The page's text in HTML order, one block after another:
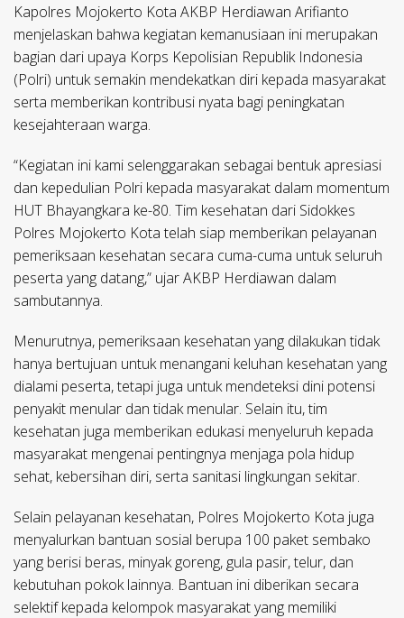
Kapolres Mojokerto Kota AKBP Herdiawan Arifianto
menjelaskan bahwa kegiatan kemanusiaan ini merupakan
bagian dari upaya Korps Kepolisian Republik Indonesia
(Polri) untuk semakin mendekatkan diri kepada masyarakat
serta memberikan kontribusi nyata bagi peningkatan
kesejahteraan warga.
“Kegiatan ini kami selenggarakan sebagai bentuk apresiasi
dan kepedulian Polri kepada masyarakat dalam momentum
HUT Bhayangkara ke-80. Tim kesehatan dari Sidokkes
Polres Mojokerto Kota telah siap memberikan pelayanan
pemeriksaan kesehatan secara cuma-cuma untuk seluruh
peserta yang datang,” ujar AKBP Herdiawan dalam
sambutannya.
Menurutnya, pemeriksaan kesehatan yang dilakukan tidak
hanya bertujuan untuk menangani keluhan kesehatan yang
dialami peserta, tetapi juga untuk mendeteksi dini potensi
penyakit menular dan tidak menular. Selain itu, tim
kesehatan juga memberikan edukasi menyeluruh kepada
masyarakat mengenai pentingnya menjaga pola hidup
sehat, kebersihan diri, serta sanitasi lingkungan sekitar.
Selain pelayanan kesehatan, Polres Mojokerto Kota juga
menyalurkan bantuan sosial berupa 100 paket sembako
yang berisi beras, minyak goreng, gula pasir, telur, dan
kebutuhan pokok lainnya. Bantuan ini diberikan secara
selektif kepada kelompok masyarakat yang memiliki